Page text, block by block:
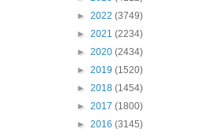
► 2022 (3749)
► 2021 (2234)
► 2020 (2434)
► 2019 (1520)
► 2018 (1454)
► 2017 (1800)
► 2016 (3145)